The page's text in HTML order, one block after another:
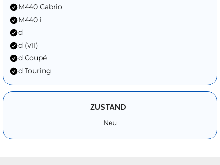
M440 Cabrio
M440 i
d
d (VII)
d Coupé
d Touring
ZUSTAND
Neu